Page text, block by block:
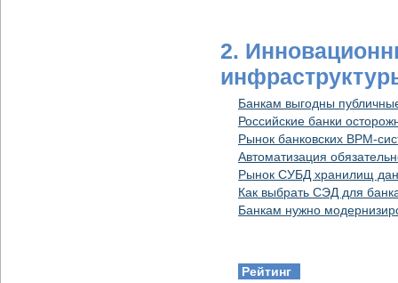
2.
Банкам выгодны
Российские банки
Рынок банковских BPM-
Автоматизация
Рынок СУБД хранилищ
Как выбрать СЭД для
Банкам нужно
Рейтинг